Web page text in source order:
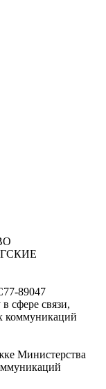
89047
сфере связи,
коммуникаций
Министерства